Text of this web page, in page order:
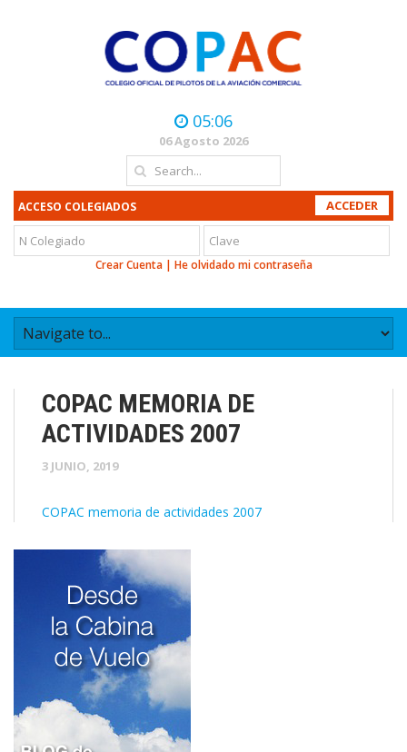
05:06
06 Agosto 2026
ACCESO COLEGIADOS
Crear Cuenta| He olvidado mi contraseña
COPAC MEMORIA DE
ACTIVIDADES 2007
3 JUNIO, 2019
COPAC memoria de actividades 2007